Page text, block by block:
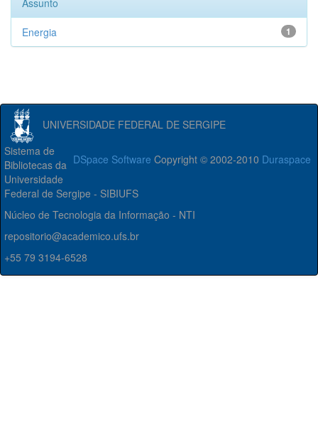
Assunto
1
Energia
UNIVERSIDADE FEDERAL DE SERGIPE
DSpace Software Copyright © 2002-2010 Duraspace
Sistema de
Bibliotecas da
Universidade
Federal de Sergipe - SIBIUFS
Núcleo de Tecnologia da Informação - NTI
repositorio@academico.ufs.br
+55 79 3194-6528